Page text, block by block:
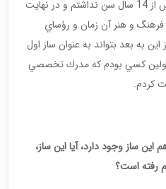
وزارتخانه بروم، در صورتي كه بيش از 14 سال سن نداشتم و در نهايت
فرهنگ و هنر آن زمان و رؤساي
به بعد بتواند به عنوان ساز اول
كسي بودم كه مدرك تخصصي
کردم.
این ساز وجود دارد، آیا این ساز،
رفته است؟